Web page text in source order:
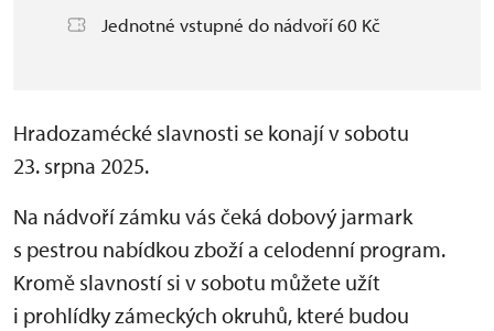
Jednotné vstupné do nádvoří 60 Kč
Hradozamécké slavnosti se konají v sobotu
23. srpna 2025.
Na nádvoří zámku vás čeká dobový jarmark
s pestrou nabídkou zboží a celodenní program.
Kromě slavností si v sobotu můžete užít
i prohlídky zámeckých okruhů, které budou